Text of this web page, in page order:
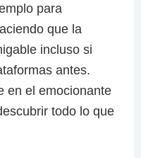
para
que la
incluso si
antes.
en el emocionante
todo lo que